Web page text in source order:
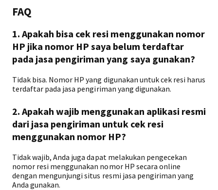
FAQ
1. Apakah bisa cek resi menggunakan nomor
HP jika nomor HP saya belum terdaftar
pada jasa pengiriman yang saya gunakan?
Tidak bisa. Nomor HP yang digunakan untuk cek resi harus
terdaftar pada jasa pengiriman yang digunakan.
2. Apakah wajib menggunakan aplikasi resmi
dari jasa pengiriman untuk cek resi
menggunakan nomor HP?
Tidak wajib, Anda juga dapat melakukan pengecekan
nomor resi menggunakan nomor HP secara online
dengan mengunjungi situs resmi jasa pengiriman yang
Anda gunakan.